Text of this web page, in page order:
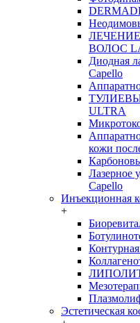
ВОЛОС
Диодная
Capello
ULTRA
кожи
Лазерное
Capello
Инъекционная
+
Эстетическая